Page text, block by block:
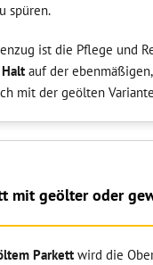
spüren.
ist die Pflege und
auf der
mit der geölten
mit geölter oder
Parkett wird die